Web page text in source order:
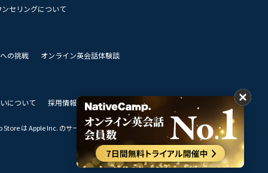
ンセリングについて
の挑戦
オンライン英会話体験談
について 採用情報 私達のビジョン
は Apple Inc. のサービスマークです。